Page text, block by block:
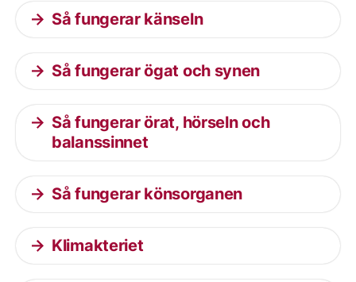
Så fungerar känseln
Så fungerar ögat och synen
Så fungerar örat, hörseln och
balanssinnet
Så fungerar könsorganen
Klimakteriet